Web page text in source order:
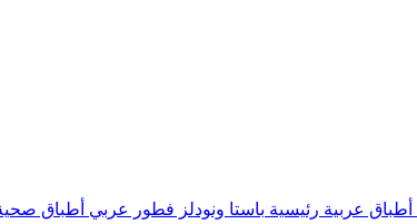
أطباق عربية رئيسية باستا ونودلز فطور عربي أطباق